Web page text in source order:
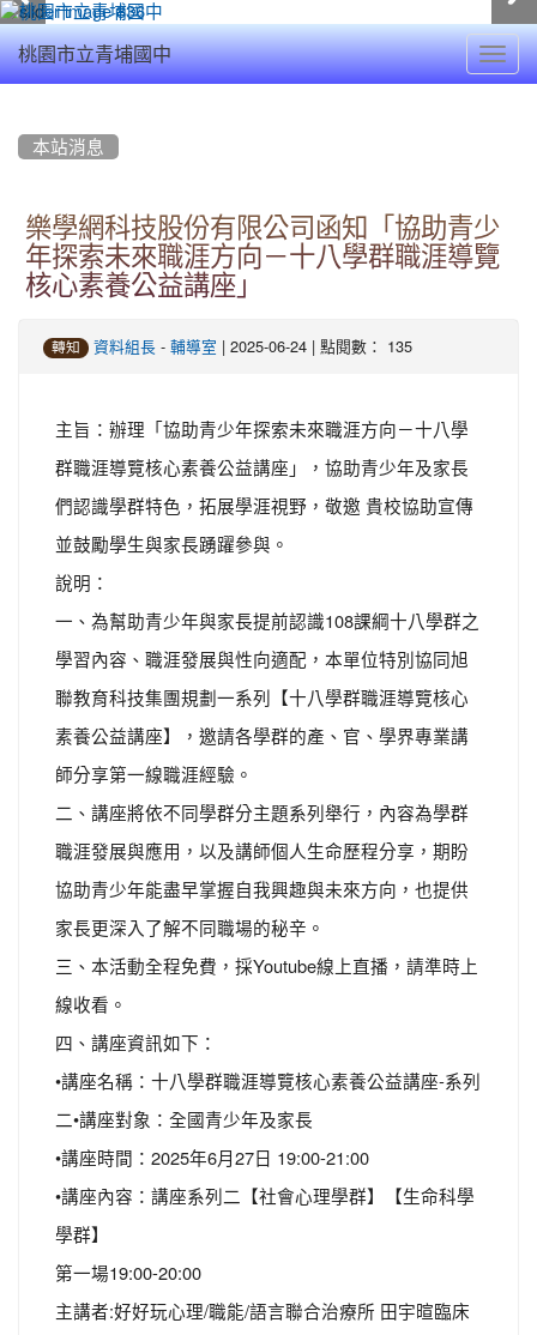
桃園市立青埔國中
本站消息
樂學網科技股份有限公司函知「協助青少
年探索未來職涯方向－十八學群職涯導覽
核心素養公益講座」
轉知 資料組長 - 輔導室 | 2025-06-24 | 點閱數： 135
主旨：辦理「協助青少年探索未來職涯方向－十八學
群職涯導覽核心素養公益講座」，協助青少年及家長
們認識學群特色，拓展學涯視野，敬邀 貴校協助宣傳
並鼓勵學生與家長踴躍參與。
說明：
一、為幫助青少年與家長提前認識108課綱十八學群之
學習內容、職涯發展與性向適配，本單位特別協同旭
聯教育科技集團規劃一系列【十八學群職涯導覽核心
素養公益講座】，邀請各學群的產、官、學界專業講
師分享第一線職涯經驗。
二、講座將依不同學群分主題系列舉行，內容為學群
職涯發展與應用，以及講師個人生命歷程分享，期盼
協助青少年能盡早掌握自我興趣與未來方向，也提供
家長更深入了解不同職場的秘辛。
三、本活動全程免費，採Youtube線上直播，請準時上
線收看。
四、講座資訊如下：
•講座名稱：十八學群職涯導覽核心素養公益講座-系列
二•講座對象：全國青少年及家長
•講座時間：2025年6月27日 19:00-21:00
•講座內容：講座系列二【社會心理學群】【生命科學
學群】
第一場19:00-20:00
主講者:好好玩心理/職能/語言聯合治療所 田宇暄臨床